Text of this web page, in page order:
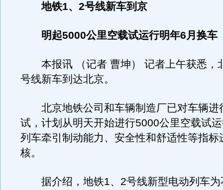
地铁1、2号线新车到京
明起5000公里空载试运行明年6月换车
本报讯 （记者 曹坤） 记者上午获悉，
号线新车到达北京。
北京地铁公司和车辆制造厂已对车辆进
试，计划从明天开始进行5000公里空载试
列车牵引制动能力、安全性和舒适性等指标
核。
据介绍，地铁1、2号线新型电动列车为